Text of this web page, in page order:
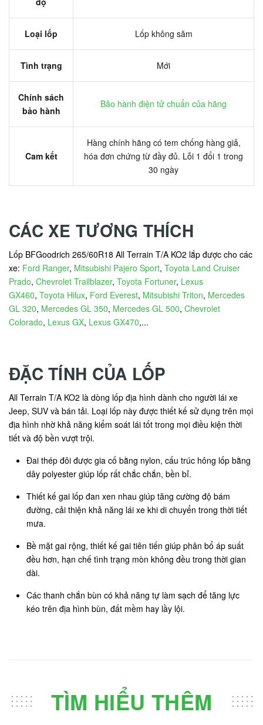
Loại lốp Lốp không săm
Tình trạng Mới
Chính sách
bảo hành
Bảo hành điện tử chuẩn của hãng
Cam kết
Hàng chính hãng có tem chống hàng giả,
hóa đơn chứng từ đầy đủ. Lỗi 1 đổi 1 trong
30 ngày
CÁC XE TƯƠNG THÍCH
Lốp BFGoodrich 265/60R18 All Terrain T/A KO2 lắp được cho các
xe: Ford Ranger, Mitsubishi Pajero Sport, Toyota Land Cruiser
Prado, Chevrolet Trailblazer, Toyota Fortuner, Lexus
GX460, Toyota Hilux, Ford Everest, Mitsubishi Triton, Mercedes
GL 320, Mercedes GL 350, Mercedes GL 500, Chevrolet
Colorado, Lexus GX, Lexus GX470,...
ĐẶC TÍNH CỦA LỐP
All Terrain T/A KO2 là dòng lốp địa hình dành cho người lái xe
Jeep, SUV và bán tải. Loại lốp này được thiết kế sử dụng trên mọi
địa hình nhờ khả năng kiểm soát lái tốt trong mọi điều kiện thời
tiết và độ bền vượt trội.
Đai thép đôi được gia cố bằng nylon, cấu trúc hông lốp bằng
dây polyester giúp lốp rất chắc chắn, bền bỉ.
Thiết kế gai lốp đan xen nhau giúp tăng cường độ bám
đường, cải thiện khả năng lái xe khi di chuyển trong thời tiết
mưa.
Bề mặt gai rộng, thiết kế gai tiên tiến giúp phân bổ áp suất
đều hơn, hạn chế tình trạng mòn không đều trong thời gian
dài.
Các thanh chắn bùn có khả năng tự làm sạch để tăng lực
kéo trên địa hình bùn, đất mềm hay lầy lội.
TÌM HIỂU THÊM